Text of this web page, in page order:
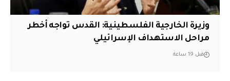
وزيرة الخارجية الفلسطينية: القدس تواجه أخطر
مراحل الاستهداف الإسرائيلي
قبل 19 ساعة